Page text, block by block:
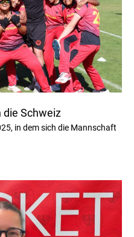
die Schweiz
in dem sich die Mannschaft